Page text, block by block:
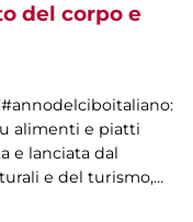
del corpo e
alimenti e piatti
e lanciata dal
e del turismo,…